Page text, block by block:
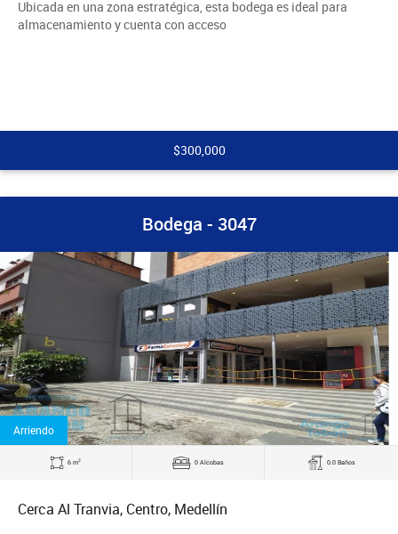
Ubicada en una zona estratégica, esta bodega es ideal para
almacenamiento y cuenta con acceso
$300,000
Bodega - 3047
Arriendo
6 m2 0 Alcobas 0.0 Baños
Cerca Al Tranvia, Centro, Medellín